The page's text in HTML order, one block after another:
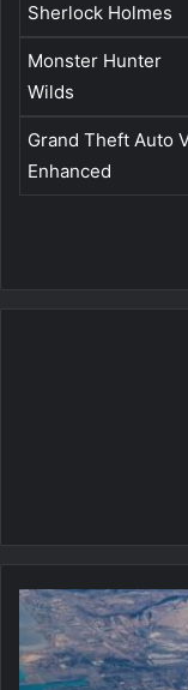
Sherlock Holmes
Monster Hunter
Wilds
Grand Theft Auto
Enhanced